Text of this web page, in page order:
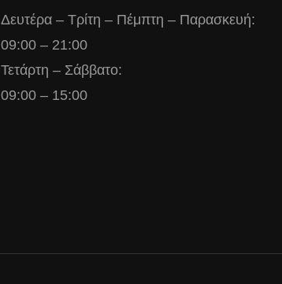
Δευτέρα – Τρίτη – Πέμπτη – Παρασκευή:
09:00 – 21:00
Τετάρτη – Σάββατο:
09:00 – 15:00